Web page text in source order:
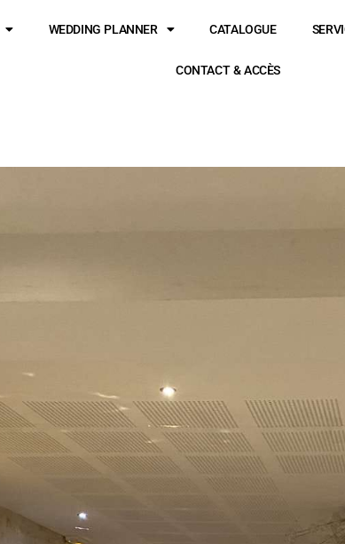
WEDDING PLANNER CATALOGUE
CONTACT & ACCÈS